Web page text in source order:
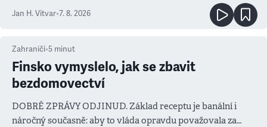
salvy i kritika pokrokářů
Jan H. Vitvar•7. 8. 2026
Zahraničí•5 minut
Finsko vymyslelo, jak se zbavit
bezdomovectví
DOBRÉ ZPRÁVY ODJINUD. Základ receptu je banální i
náročný současně: aby to vláda opravdu považovala za